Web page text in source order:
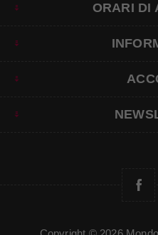
ORARI DI